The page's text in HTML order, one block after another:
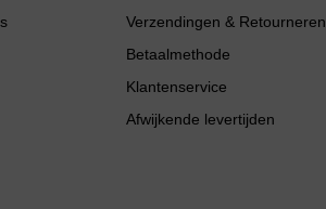
Verzendingen & Retourneren
Betaalmethode
Klantenservice
Afwijkende levertijden